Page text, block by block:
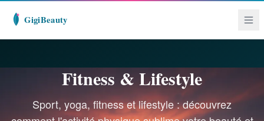
Fitness & Lifestyle
Sport, yoga, fitness et lifestyle : découvrez